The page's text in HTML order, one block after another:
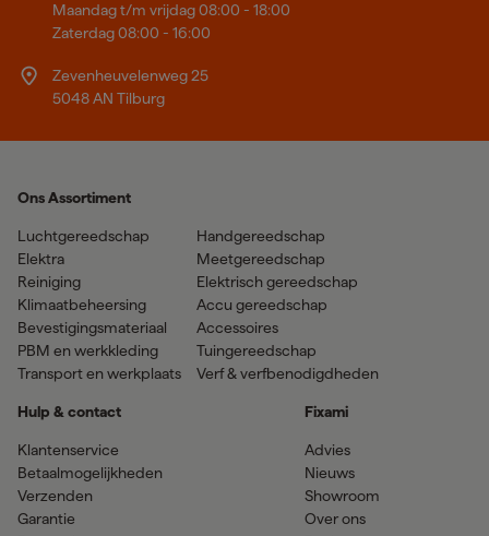
Maandag t/m vrijdag 08:00 - 18:00
Zaterdag 08:00 - 16:00
Zevenheuvelenweg 25
5048 AN Tilburg
Ons Assortiment
Luchtgereedschap
Elektra
Reiniging
Klimaatbeheersing
Bevestigingsmateriaal
PBM en werkkleding
Transport en werkplaats
Handgereedschap
Meetgereedschap
Elektrisch gereedschap
Accu gereedschap
Accessoires
Tuingereedschap
Verf & verfbenodigdheden
Hulp & contact
Klantenservice
Betaalmogelijkheden
Verzenden
Garantie
Fixami
Advies
Nieuws
Showroom
Over ons